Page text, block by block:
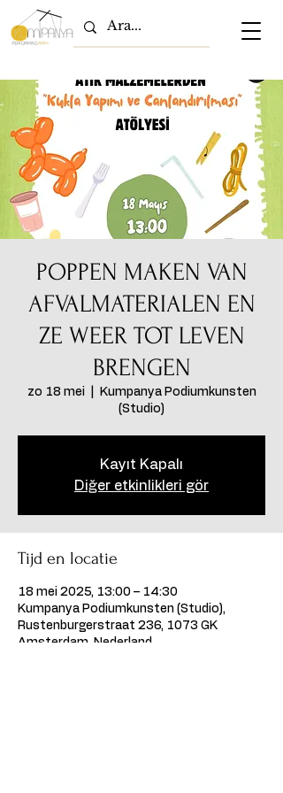
POPPEN MAKEN VAN
AFVALMATERIALEN EN
ZE WEER TOT LEVEN
BRENGEN
zo 18 mei
  |
Kumpanya Podiumkunsten
(Studio)
Kayıt Kapalı
Diğer etkinlikleri gör
Tijd en locatie
18 mei 2025, 13:00 – 14:30
Kumpanya Podiumkunsten (Studio),
Rustenburgerstraat 236, 1073 GK
Amsterdam, Nederland